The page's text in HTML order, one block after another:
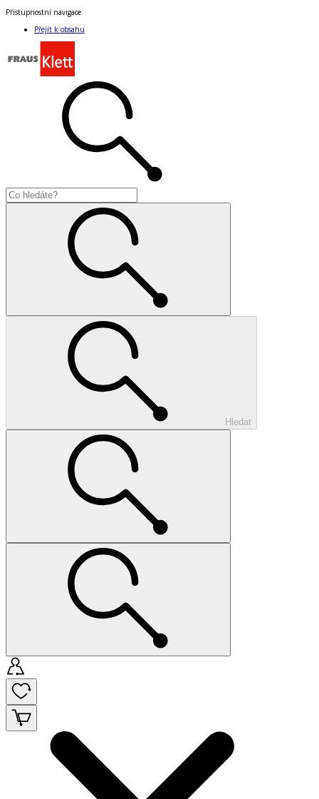
Přístupnostní navigace
Přejít k obsahu
Hledat